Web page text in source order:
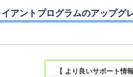
アントプログラムのアップグ
【 より良いサポート情